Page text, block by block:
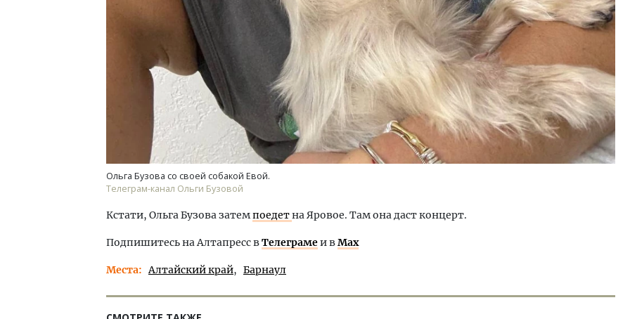
Ольга Бузова со своей собакой Евой.
Телеграм-канал Ольги Бузовой
Кстати, Ольга Бузова затемпоедетна Яровое. Там она даст концерт.
Подпишитесь на Алтапресс вТелеграмеи вMax
Места Алтайский край Барнаул